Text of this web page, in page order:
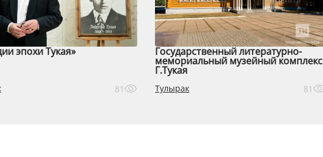
эпохи Тукая»
81
Государственный литературно-
мемориальный музейный комплекс
Г.Тукая
Тулырак 81